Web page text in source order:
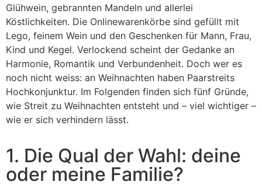
Glühwein, gebrannten Mandeln und allerlei
Köstlichkeiten. Die Onlinewarenkörbe sind gefüllt mit
Lego, feinem Wein und den Geschenken für Mann, Frau,
Kind und Kegel. Verlockend scheint der Gedanke an
Harmonie, Romantik und Verbundenheit. Doch wer es
noch nicht weiss: an Weihnachten haben Paarstreits
Hochkonjunktur. Im Folgenden finden sich fünf Gründe,
wie Streit zu Weihnachten entsteht und – viel wichtiger –
wie er sich verhindern lässt.
1. Die Qual der Wahl: deine
oder meine Familie?